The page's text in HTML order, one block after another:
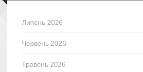
Липень 2026
Червень 2026
Травень 2026